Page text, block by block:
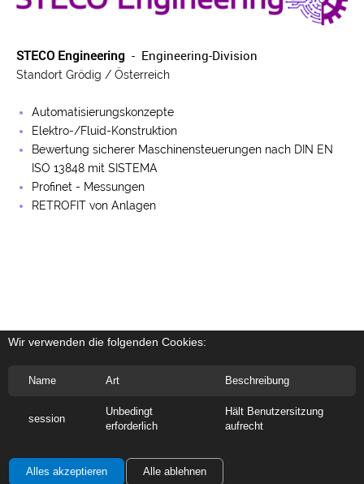
STECO Engineering - Engineering-Division
Standort Grödig / Österreich
Automatisierungskonzepte
Elektro-/Fluid-Konstruktion
Bewertung sicherer Maschinensteuerungen nach DIN EN
ISO 13848 mit SISTEMA
Profinet - Messungen
RETROFIT von Anlagen
STECO Systems - Software-Division
Digitale Lösungen
Wir verwenden die folgenden Cookies:
Name Art Beschreibung
session
Unbedingt
erforderlich
Hält Benutzersitzung
aufrecht
Alles akzeptieren Alle ablehnen